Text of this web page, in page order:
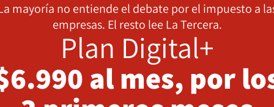
mayoría no entiende el debate por el impuesto a
empresas. El resto lee La Tercera.
Plan Digital+
al mes, por